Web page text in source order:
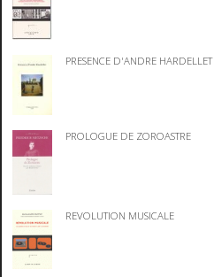
PRESENCE D'ANDRE HARDELLET
PROLOGUE DE ZOROASTRE
REVOLUTION MUSICALE